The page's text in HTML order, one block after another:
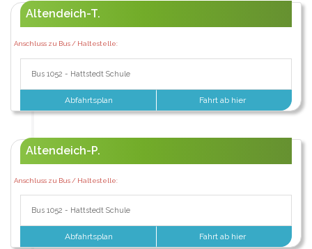
Altendeich-T.
Anschluss zu Bus / Haltestelle:
Bus 1052 - Hattstedt Schule
Abfahrtsplan Fahrt ab hier
Altendeich-P.
Anschluss zu Bus / Haltestelle:
Bus 1052 - Hattstedt Schule
Abfahrtsplan Fahrt ab hier